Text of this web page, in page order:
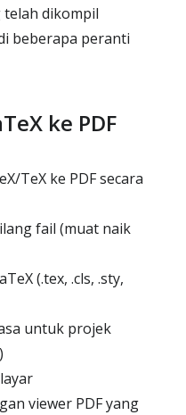
dikompil
beberapa peranti
ke PDF
TeX ke PDF secara
fail (muat naik
(.tex, .cls, .sty,
untuk projek
viewer PDF yang